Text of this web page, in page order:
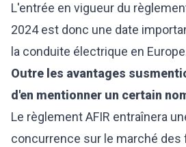
L'entrée en vigueur du
2024 est donc une date
la conduite électrique en
Outre les avantages
d'en mentionner un certain
Le règlement AFIR entraînera
concurrence sur le marché